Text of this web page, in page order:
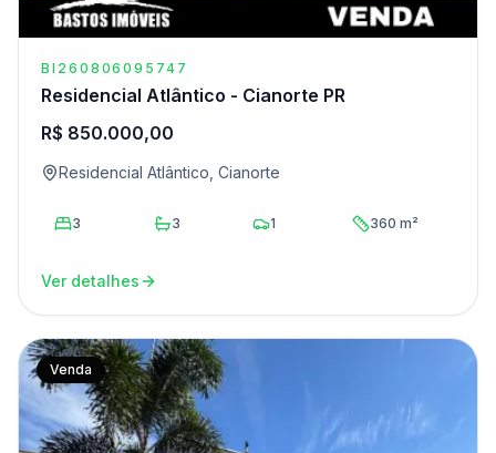
BI260806095747
Residencial Atlântico - Cianorte PR
R$ 850.000,00
Residencial Atlântico, Cianorte
3 3 1 360 m²
Ver detalhes
Venda